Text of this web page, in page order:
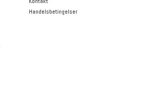
Handelsbetingelser